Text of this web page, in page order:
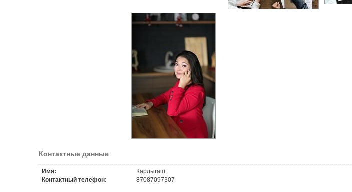
Контактные данные
Имя:
Карлыгаш
Контактный телефон:
87087097307